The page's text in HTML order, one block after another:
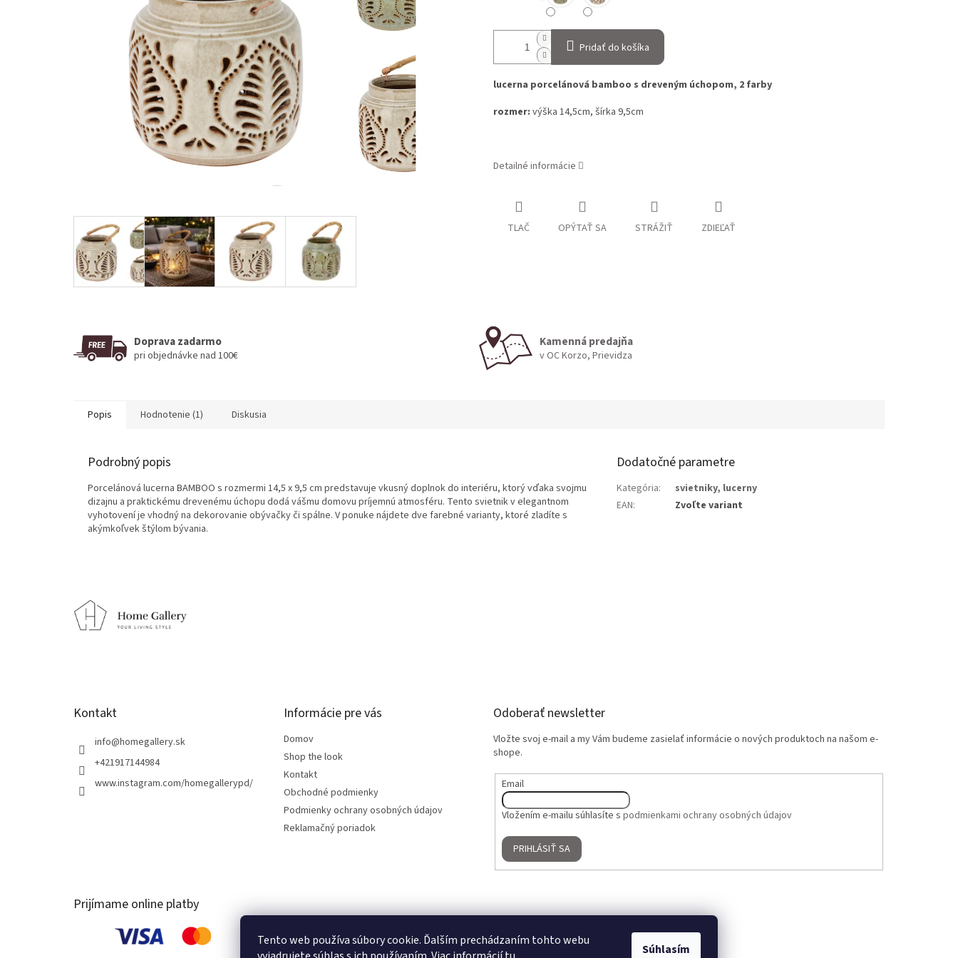
Tento web používa súbory cookie. Ďalším prechádzaním tohto webu
Súhlasím
Pridať do košíka
lucerna porcelánová bamboo s dreveným úchopom, 2 farby
rozmer: výška 14,5cm, šírka 9,5cm
Detailné informácie
TLAČ OPÝTAŤ SA STRÁŽIŤ ZDIEĽAŤ
Doprava zadarmo
pri objednávke nad 100€
Kamenná predajňa
v OC Korzo, Prievidza
Popis Hodnotenie (1) Diskusia
Podrobný popis
Porcelánová lucerna BAMBOO s rozmermi 14,5 x 9,5 cm predstavuje vkusný doplnok do interiéru, ktorý vďaka svojmu
dizajnu a praktickému drevenému úchopu dodá vášmu domovu príjemnú atmosféru. Tento svietnik v elegantnom
vyhotovení je vhodný na dekorovanie obývačky či spálne. V ponuke nájdete dve farebné varianty, ktoré zladíte s
akýmkoľvek štýlom bývania.
Dodatočné parametre
Kategória:
svietniky, lucerny
EAN: Zvoľte variant
Kontakt
info@homegallery.sk
+421917144984
www.instagram.com/homegallerypd/
Informácie pre vás
Domov
Shop the look
Kontakt
Obchodné podmienky
Podmienky ochrany osobných údajov
Reklamačný poriadok
Odoberať newsletter
Vložte svoj e-mail a my Vám budeme zasielať informácie o nových produktoch na našom e-
shope.
Email
Vložením e-mailu súhlasíte s podmienkami ochrany osobných údajov
PRIHLÁSIŤ SA
Prijímame online platby